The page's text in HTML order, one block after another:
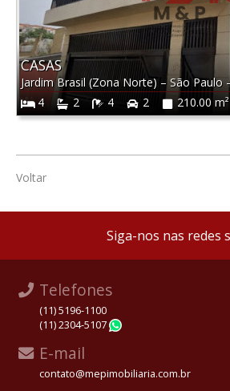
CASAS
Jardim Brasil (Zona Norte) – São Paulo
4
2 4 2 210.00 m²
Voltar
Siga-nos nas redes
Telefones
(11) 5196-1100
(11) 2304-5107
E-mail
contato@mepimobiliaria.com.br